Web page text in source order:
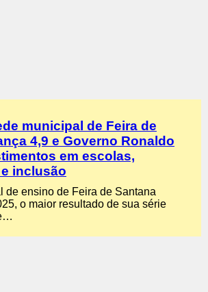
municipal de Feira de
4,9 e Governo Ronaldo
em escolas,
inclusão
de ensino de Feira de Santana
o maior resultado de sua série